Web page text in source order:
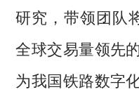
研究，带领团队
全球交易量领先
为我国铁路数字